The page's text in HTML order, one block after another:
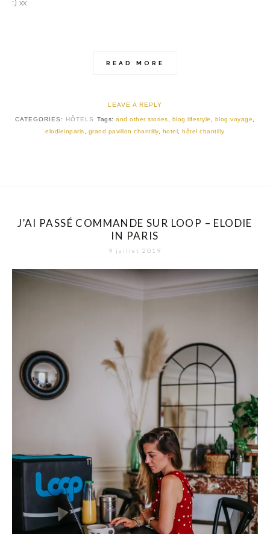
READ MORE
LEAVE A REPLY
CATEGORIES: HÔTELS Tags:and other stories blog lifestyle blog voyage
elodieinparis
grand pavillon chantilly, hotel ,hôtel chantilly
J’AI PASSÉ COMMANDE SUR LOOP – ELODIE
IN PARIS
9 juillet 2019